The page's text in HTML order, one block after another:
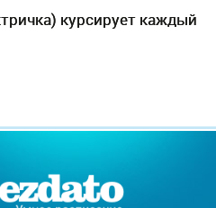
курсирует каждый